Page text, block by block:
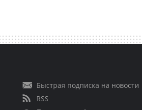
Быстрая подписка на новости
RSS